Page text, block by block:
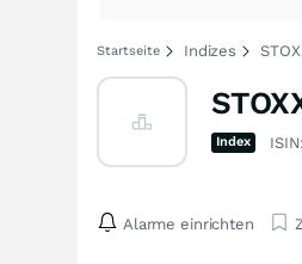
Startseite Indizes
Index ISIN:
Alarme einrichten